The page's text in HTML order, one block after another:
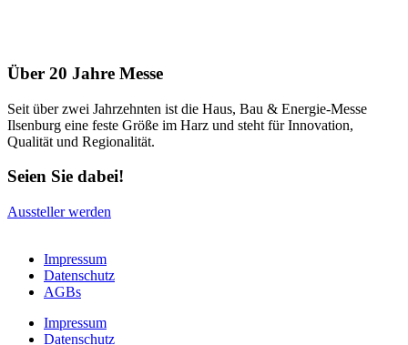
Über 20 Jahre Messe
Seit über zwei Jahrzehnten ist die Haus, Bau & Energie-Messe
Ilsenburg eine feste Größe im Harz und steht für Innovation,
Qualität und Regionalität.
Seien Sie dabei!
Aussteller werden
Impressum
Datenschutz
AGBs
Impressum
Datenschutz